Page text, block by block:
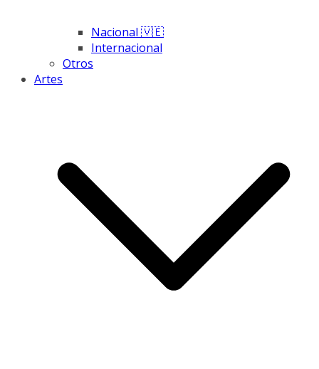
Nacional 🇻🇪
Internacional
Otros
Artes